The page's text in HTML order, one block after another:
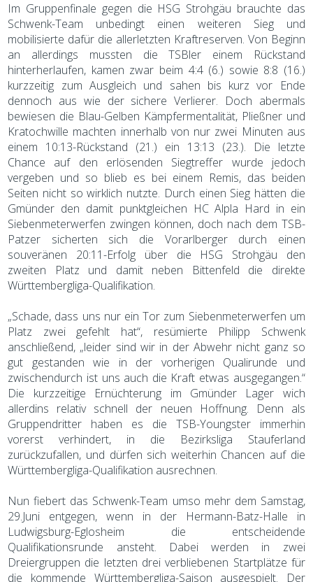
Im Gruppenfinale gegen die HSG Strohgäu brauchte das
Schwenk-Team unbedingt einen weiteren Sieg und
mobilisierte dafür die allerletzten Kraftreserven. Von Beginn
an allerdings mussten die TSBler einem Rückstand
hinterherlaufen, kamen zwar beim 4:4 (6.) sowie 8:8 (16.)
kurzzeitig zum Ausgleich und sahen bis kurz vor Ende
dennoch aus wie der sichere Verlierer. Doch abermals
bewiesen die Blau-Gelben Kämpfermentalität, Pließner und
Kratochwille machten innerhalb von nur zwei Minuten aus
einem 10:13-Rückstand (21.) ein 13:13 (23.). Die letzte
Chance auf den erlösenden Siegtreffer wurde jedoch
vergeben und so blieb es bei einem Remis, das beiden
Seiten nicht so wirklich nutzte. Durch einen Sieg hätten die
Gmünder den damit punktgleichen HC Alpla Hard in ein
Siebenmeterwerfen zwingen können, doch nach dem TSB-
Patzer sicherten sich die Vorarlberger durch einen
souveränen 20:11-Erfolg über die HSG Strohgäu den
zweiten Platz und damit neben Bittenfeld die direkte
Württembergliga-Qualifikation.
„Schade, dass uns nur ein Tor zum Siebenmeterwerfen um
Platz zwei gefehlt hat“, resümierte Philipp Schwenk
anschließend, „leider sind wir in der Abwehr nicht ganz so
gut gestanden wie in der vorherigen Qualirunde und
zwischendurch ist uns auch die Kraft etwas ausgegangen.“
Die kurzzeitige Ernüchterung im Gmünder Lager wich
allerdins relativ schnell der neuen Hoffnung. Denn als
Gruppendritter haben es die TSB-Youngster immerhin
vorerst verhindert, in die Bezirksliga Stauferland
zurückzufallen, und dürfen sich weiterhin Chancen auf die
Württembergliga-Qualifikation ausrechnen.
Nun fiebert das Schwenk-Team umso mehr dem Samstag,
29.Juni entgegen, wenn in der Hermann-Batz-Halle in
Ludwigsburg-Eglosheim die entscheidende
Qualifikationsrunde ansteht. Dabei werden in zwei
Dreiergruppen die letzten drei verbliebenen Startplätze für
die kommende Württembergliga-Saison ausgespielt. Der